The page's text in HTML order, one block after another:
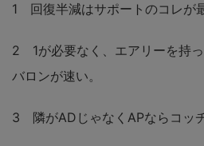
1 回復半減はサポートのコレが最
2 1が必要なく、エアリーを持っ
バロンが速い。
3 隣がADじゃなくAPならコッチ